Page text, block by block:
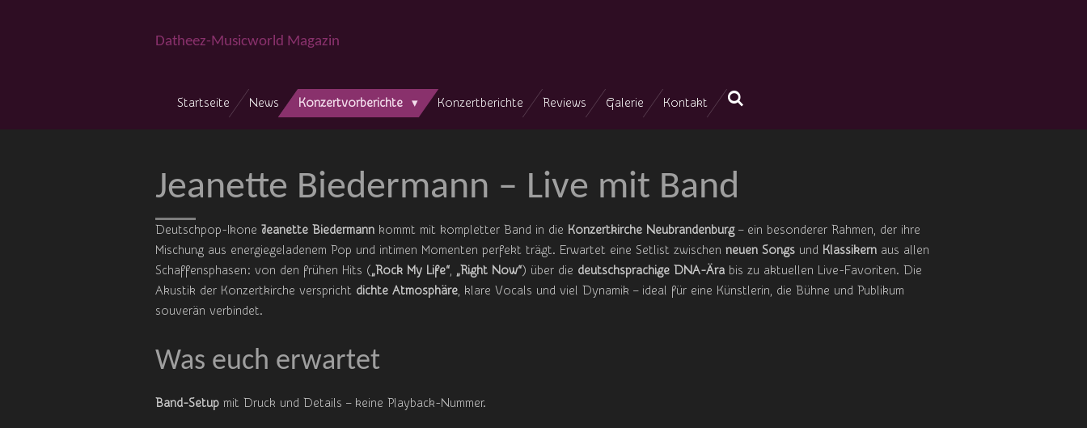
Datheez-Musicworld Magazin
Startseite News Konzertvorberichte Konzertberichte Reviews Galerie Kontakt
Jeanette Biedermann – Live mit Band
Deutschpop-Ikone Jeanette Biedermann kommt mit kompletter Band in die Konzertkirche Neubrandenburg– ein besonderer Rahmen, der ihre
Mischung aus energiegeladenem Pop und intimen Momenten perfekt trägt. Erwartet eine Setlist zwischen neuen Songs und Klassikern aus allen
Schaffensphasen: von den frühen Hits („Rock My Life“, „Right Now“) über die deutschsprachige DNA-Ära bis zu aktuellen Live-Favoriten. Die
Akustik der Konzertkirche verspricht dichte Atmosphäre, klare Vocals und viel Dynamik – ideal für eine Künstlerin, die Bühne und Publikum
souverän verbindet.
Was euch erwartet
Band-Setup mit Druck und Details – keine Playback-Nummer.